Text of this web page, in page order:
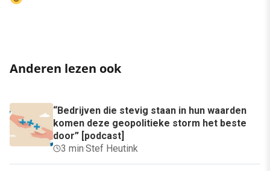
Anderen lezen ook
“Bedrijven die stevig staan in hun waarden
komen deze geopolitieke storm het beste
door” [podcast]
3 min·Stef Heutink